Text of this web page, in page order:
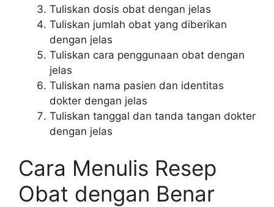
Tuliskan dosis obat dengan jelas
Tuliskan jumlah obat yang diberikan
dengan jelas
Tuliskan cara penggunaan obat dengan
jelas
Tuliskan nama pasien dan identitas
dokter dengan jelas
Tuliskan tanggal dan tanda tangan dokter
dengan jelas
Cara Menulis Resep
Obat dengan Benar